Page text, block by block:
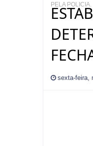
PELA POLICIA.
sexta-feira,